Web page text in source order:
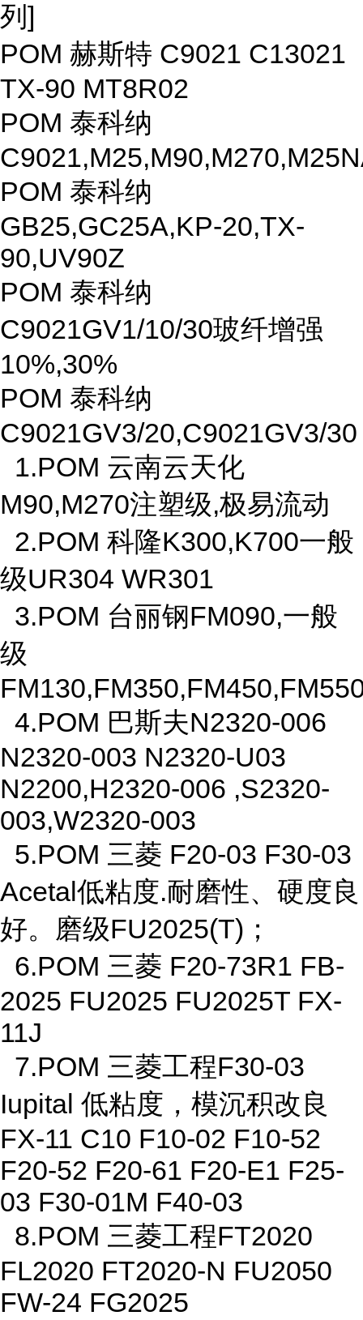
列]
POM 赫斯特 C9021 C13021
TX-90 MT8R02
POM 泰科纳
POM 泰科纳
GB25,GC25A,KP-20,TX-
90,UV90Z
POM 泰科纳
C9021GV1/10/30玻纤增强
10%,30%
POM 泰科纳
C9021GV3/20,C9021GV3/30
1.POM 云南云天化
M90,M270注塑级,极易流动
2.POM 科隆K300,K700一般
级UR304 WR301
3.POM 台丽钢FM090,一般
级
4.POM 巴斯夫N2320-006
N2320-003 N2320-U03
N2200,H2320-006 ,S2320-
003,W2320-003
5.POM 三菱 F20-03 F30-03
Acetal低粘度.耐磨性、硬度良
好。磨级FU2025(T)；
6.POM 三菱 F20-73R1 FB-
2025 FU2025 FU2025T FX-
11J
7.POM 三菱工程F30-03
Iupital 低粘度，模沉积改良
FX-11 C10 F10-02 F10-52
F20-52 F20-61 F20-E1 F25-
03 F30-01M F40-03
8.POM 三菱工程FT2020
FL2020 FT2020-N FU2050
FW-24 FG2025